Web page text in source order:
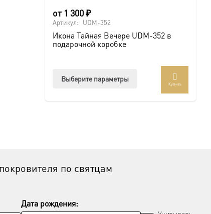
от 1 300₽
Артикул: UDM-352
Икона Тайная Вечере UDM-352 в
подарочной коробке
Выберите параметры
Купить
по святцам
Дата рождения: